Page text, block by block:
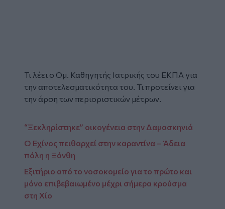
Τι λέει ο Ομ. Καθηγητής Ιατρικής του ΕΚΠΑ για
την αποτελεσματικότητα του. Τι προτείνει για
την άρση των περιοριστικών μέτρων.
“Ξεκληρίστηκε” οικογένεια στην Δαμασκηνιά
Ο Εχίνος πειθαρχεί στην καραντίνα – Άδεια
πόλη η Ξάνθη
Εξιτήριο από το νοσοκομείο για το πρώτο και
μόνο επιβεβαιωμένο μέχρι σήμερα κρούσμα
στη Χίο